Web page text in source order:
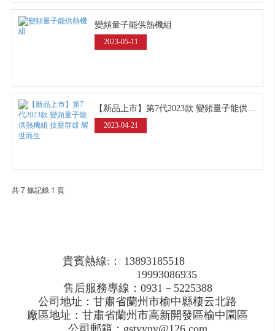
變頻量子能供熱機組
2023-05-11
【新品上市】第7代2023款 變頻量子能供熱機組 技壓群雄 耀世而生
2023-04-21
共 7 條記錄 1 頁
貴賓熱線:： 13893185518
19993086935
售后服務專線：0931－5225388
公司地址：甘肅省蘭州市榆中縣棲云北路
廠區地址：甘肅省蘭州市高新開發區榆中園區
公司郵箱：gstyyny@126.com